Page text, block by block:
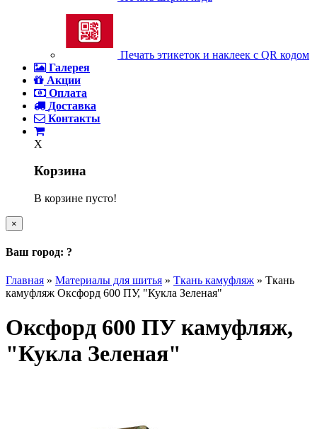
Печать этикеток и наклеек с QR кодом
Галерея
Акции
Оплата
Доставка
Контакты
X
Корзина
В корзине пусто!
×
Ваш город: ?
Главная » Материалы для шитья » Ткань камуфляж » Ткань
камуфляж Оксфорд 600 ПУ, "Кукла Зеленая"
Оксфорд 600 ПУ камуфляж,
"Кукла Зеленая"